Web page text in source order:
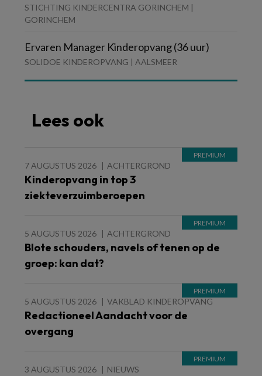
STICHTING KINDERCENTRA GORINCHEM |
GORINCHEM
Ervaren Manager Kinderopvang (36 uur)
SOLIDOE KINDEROPVANG | AALSMEER
Lees ook
7 AUGUSTUS 2026 ACHTERGROND
Kinderopvang in top 3
ziekteverzuimberoepen
5 AUGUSTUS 2026 ACHTERGROND
Blote schouders, navels of tenen op de
groep: kan dat?
5 AUGUSTUS 2026 VAKBLAD KINDEROPVANG
Redactioneel Aandacht voor de
overgang
3 AUGUSTUS 2026 NIEUWS